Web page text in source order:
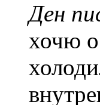
Ден
хочю